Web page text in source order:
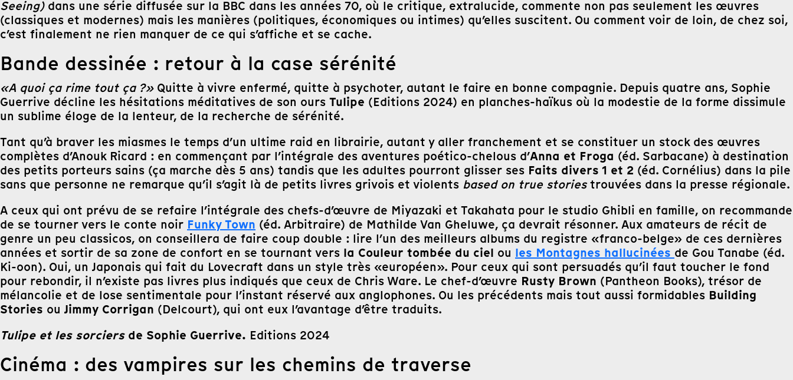
Seeing)dans une série diffusée sur la BBC dans les années 70, où le critique, extralucide, commente non pas seulement les œuvres
(classiques et modernes) mais les manières (politiques, économiques ou intimes) qu’elles suscitent. Ou comment voir de loin, de chez soi,
c’est finalement ne rien manquer de ce qui s’affiche et se cache.
Bande dessinée : retour à la case sérénité
«A quoi ça rime tout ça ?»Quitte à vivre enfermé, quitte à psychoter, autant le faire en bonne compagnie. Depuis quatre ans, Sophie
Guerrive décline les hésitations méditatives de son ours Tulipe (Editions 2024) en planches-haïkus où la modestie de la forme dissimule
un sublime éloge de la lenteur, de la recherche de sérénité.
Tant qu’à braver les miasmes le temps d’un ultime raid en librairie, autant y aller franchement et se constituer un stock des œuvres
complètes d’Anouk Ricard : en commençant par l’intégrale des aventures poético-chelous d’Anna et Froga (éd. Sarbacane) à destination
des petits porteurs sains (ça marche dès 5 ans) tandis que les adultes pourront glisser ses Faits divers 1 et 2 (éd. Cornélius) dans la pile
sans que personne ne remarque qu’il s’agit là de petits livres grivois et violents based on true storiestrouvées dans la presse régionale.
A ceux qui ont prévu de se refaire l’intégrale des chefs-d’œuvre de Miyazaki et Takahata pour le studio Ghibli en famille, on recommande
de se tourner vers le conte noir Funky Town (éd. Arbitraire) de Mathilde Van Gheluwe, ça devrait résonner. Aux amateurs de récit de
genre un peu classicos, on conseillera de faire coup double : lire l’un des meilleurs albums du registre «franco-belge» de ces dernières
années et sortir de sa zone de confort en se tournant vers la Couleur tombée du ciel ou les Montagnes hallucinées de Gou Tanabe (éd.
Ki-oon). Oui, un Japonais qui fait du Lovecraft dans un style très «européen». Pour ceux qui sont persuadés qu’il faut toucher le fond
pour rebondir, il n’existe pas livres plus indiqués que ceux de Chris Ware. Le chef-d’œuvre Rusty Brown (Pantheon Books), trésor de
mélancolie et de lose sentimentale pour l’instant réservé aux anglophones. Ou les précédents mais tout aussi formidables Building
Stories ou Jimmy Corrigan (Delcourt), qui ont eux l’avantage d’être traduits.
Tulipe et les sorciersde Sophie Guerrive. Editions 2024
Cinéma : des vampires sur les chemins de traverse